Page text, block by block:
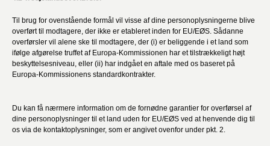
Til brug for ovenstående formål vil visse af dine personoplysningerne blive
overført til modtagere, der ikke er etableret inden for EU/EØS. Sådanne
overførsler vil alene ske til modtagere, der (i) er beliggende i et land som
ifølge afgørelse truffet af Europa-Kommissionen har et tilstrækkeligt højt
beskyttelsesniveau, eller (ii) har indgået en aftale med os baseret på
Europa-Kommissionens standardkontrakter.
Du kan få nærmere information om de fornødne garantier for overførsel af
dine personoplysninger til et land uden for EU/EØS ved at henvende dig til
os via de kontaktoplysninger, som er angivet ovenfor under pkt. 2.